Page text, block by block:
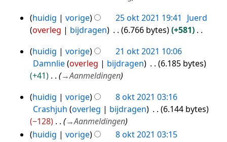
g
25
okt
2021
huidig vorige 25 okt 2021 19:41
Juerd
overleg
bijdragen 6.766 bytes
+581
e
n
e
w
e
r
21
okt
2021
huidig vorige
21 okt 2021 10:06
Damnlie overleg bijdragen
6.185 bytes
+41
→Aanmeldingen
8
okt
2021
huidig vorige
8 okt 2021 03:16
Crashjuh overleg bijdragen
6.144 bytes
−128
→Aanmeldingen
huidig
vorige
8 okt 2021 03:15